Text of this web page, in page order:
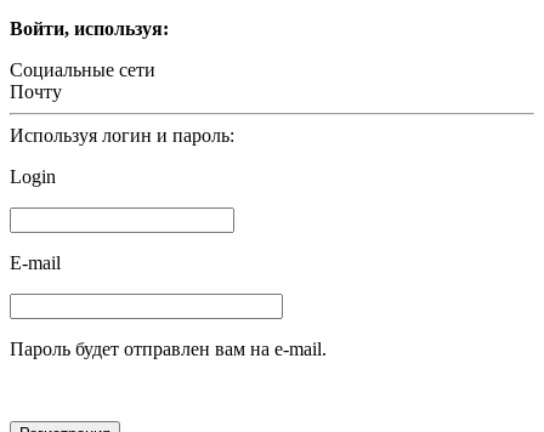
Войти, используя:
Социальные сети
Почту
Используя логин и пароль:
Login
E-mail
Пароль будет отправлен вам на e-mail.